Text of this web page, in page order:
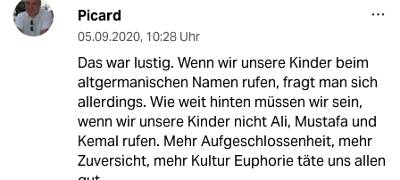
Picard
05.09.2020, 10:28 Uhr
Das war lustig. Wenn wir unsere Kinder beim
altgermanischen Namen rufen, fragt man sich
allerdings. Wie weit hinten müssen wir sein,
wenn wir unsere Kinder nicht Ali, Mustafa und
Kemal rufen. Mehr Aufgeschlossenheit, mehr
Zuversicht, mehr Kultur Euphorie täte uns allen